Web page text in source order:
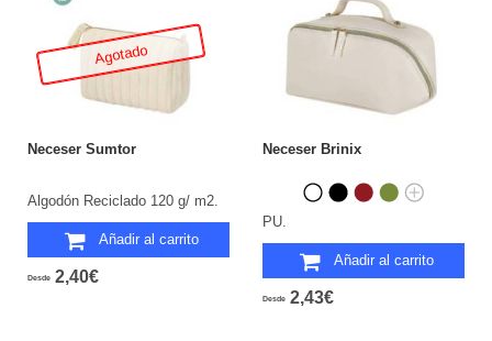
Agotado
Neceser Sumtor
Algodón Reciclado 120 g/ m2.
Añadir al carrito
Desde 2,40€
Neceser Brinix
PU.
Añadir al carrito
Desde 2,43€